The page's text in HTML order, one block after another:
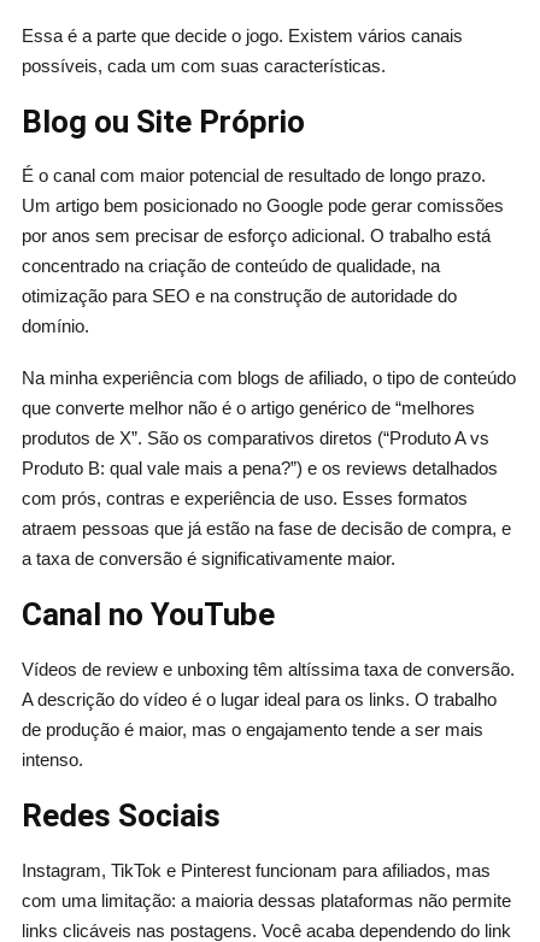
Essa é a parte que decide o jogo. Existem vários canais
possíveis, cada um com suas características.
Blog ou Site Próprio
É o canal com maior potencial de resultado de longo prazo.
Um artigo bem posicionado no Google pode gerar comissões
por anos sem precisar de esforço adicional. O trabalho está
concentrado na criação de conteúdo de qualidade, na
otimização para SEO e na construção de autoridade do
domínio.
Na minha experiência com blogs de afiliado, o tipo de conteúdo
que converte melhor não é o artigo genérico de “melhores
produtos de X”. São os comparativos diretos (“Produto A vs
Produto B: qual vale mais a pena?”) e os reviews detalhados
com prós, contras e experiência de uso. Esses formatos
atraem pessoas que já estão na fase de decisão de compra, e
a taxa de conversão é significativamente maior.
Canal no YouTube
Vídeos de review e unboxing têm altíssima taxa de conversão.
A descrição do vídeo é o lugar ideal para os links. O trabalho
de produção é maior, mas o engajamento tende a ser mais
intenso.
Redes Sociais
Instagram, TikTok e Pinterest funcionam para afiliados, mas
com uma limitação: a maioria dessas plataformas não permite
links clicáveis nas postagens. Você acaba dependendo do link